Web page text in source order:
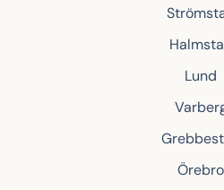
Lund
Örebro